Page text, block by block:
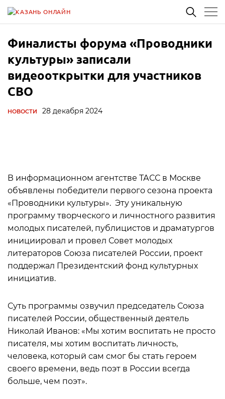
Финалисты форума «Проводники
культуры» записали
видеооткрытки для участников
СВО
НОВОСТИ 28 декабря 2024
В информационном агентстве ТАСС в Москве
объявлены победители первого сезона проекта
«Проводники культуры». Эту уникальную
программу творческого и личностного развития
молодых писателей, публицистов и драматургов
инициировал и провел Совет молодых
литераторов Союза писателей России, проект
поддержал Президентский фонд культурных
инициатив.
Суть программы озвучил председатель Союза
писателей России, общественный деятель
Николай Иванов: «Мы хотим воспитать не просто
писателя, мы хотим воспитать личность,
человека, который сам смог бы стать героем
своего времени, ведь поэт в России всегда
больше, чем поэт».